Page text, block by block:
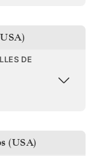
DE
(USA)